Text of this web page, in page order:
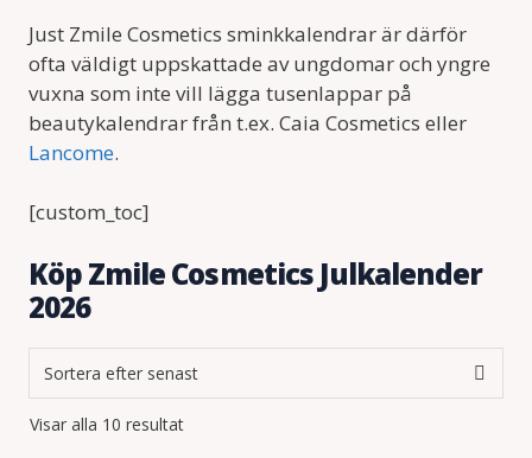
Just Zmile Cosmetics sminkkalendrar är därför
ofta väldigt uppskattade av ungdomar och yngre
vuxna som inte vill lägga tusenlappar på
beautykalendrar från t.ex. Caia Cosmetics eller
Lancome.
[custom_toc]
Köp Zmile Cosmetics Julkalender
2026
Visar alla 10 resultatSortera